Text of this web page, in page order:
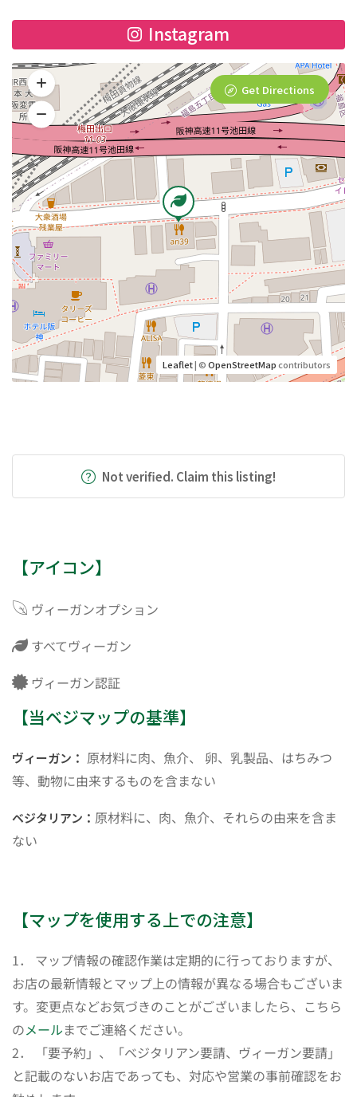
Instagram
Leaflet| ©OpenStreetMapcontributors
Get Directions
Not verified. Claim this listing!
【アイコン】
ヴィーガンオプション
すべてヴィーガン
ヴィーガン認証
【当ベジマップの基準】
ヴィーガン： 原材料に肉、魚介、 卵、乳製品、はちみつ
等、動物に由来するものを含まない
ベジタリアン： 原材料に、肉、魚介、それらの由来を含ま
ない
【マップを使用する上での注意】
1． マップ情報の確認作業は定期的に行っておりますが、
お店の最新情報とマップ上の情報が異なる場合もございま
す。変更点などお気づきのことがございましたら、こちら
のメールまでご連絡ください。
2． 「要予約」、「ベジタリアン要請、ヴィーガン要請」
と記載のないお店であっても、対応や営業の事前確認をお